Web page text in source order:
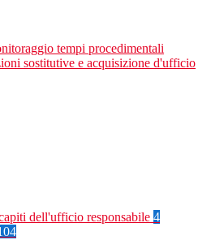
tempi procedimentali
sostitutive e acquisizione d'ufficio
dell'ufficio responsabile 4